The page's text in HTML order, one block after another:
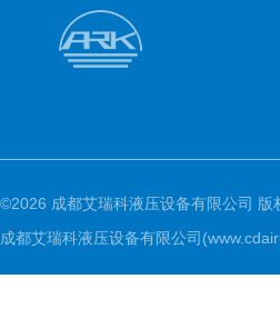
©2026 成都艾瑞科液压设备有限公司 版
成都艾瑞科液压设备有限公司